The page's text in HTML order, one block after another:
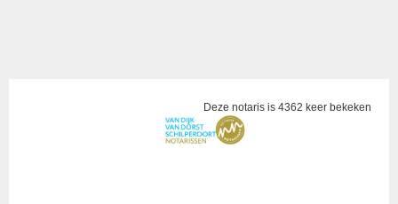
Deze notaris is 4362 keer bekeken